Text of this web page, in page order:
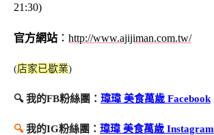
21:30)
官方網站 ： http://www.ajijiman.com.tw/
(店家已歇業)
🔍 我的FB粉絲團： 瑋瑋 美食萬歲 Facebook
🔍我的IG粉絲團： 瑋瑋 美食萬歲 Instagram